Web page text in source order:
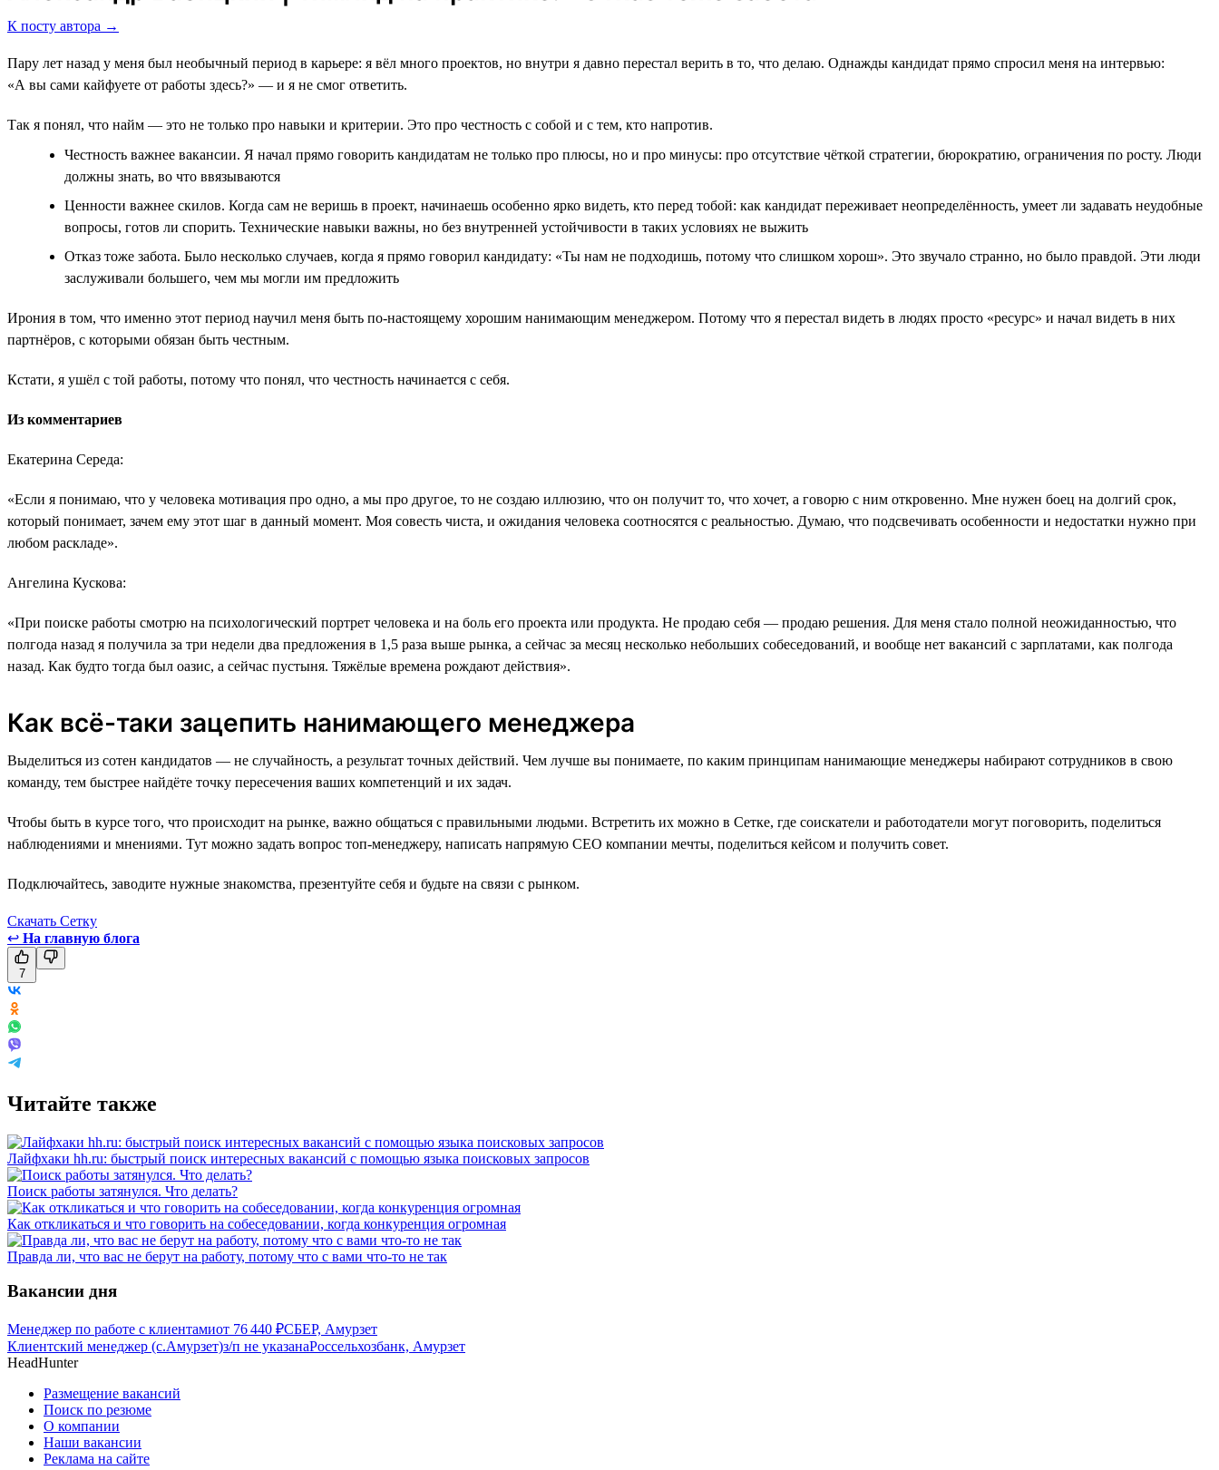
К посту автора →
Пару лет назад у меня был необычный период в карьере: я вёл много проектов, но внутри я давно перестал верить в то, что делаю. Однажды кандидат прямо спросил меня на интервью:
«А вы сами кайфуете от работы здесь?» — и я не смог ответить.
Так я понял, что найм — это не только про навыки и критерии. Это про честность с собой и с тем, кто напротив.
Честность важнее вакансии. Я начал прямо говорить кандидатам не только про плюсы, но и про минусы: про отсутствие чёткой стратегии, бюрократию, ограничения по росту. Люди
должны знать, во что ввязываются
Ценности важнее скилов. Когда сам не веришь в проект, начинаешь особенно ярко видеть, кто перед тобой: как кандидат переживает неопределённость, умеет ли задавать неудобные
вопросы, готов ли спорить. Технические навыки важны, но без внутренней устойчивости в таких условиях не выжить
Отказ тоже забота. Было несколько случаев, когда я прямо говорил кандидату: «Ты нам не подходишь, потому что слишком хорош». Это звучало странно, но было правдой. Эти люди
заслуживали большего, чем мы могли им предложить
Ирония в том, что именно этот период научил меня быть по-настоящему хорошим нанимающим менеджером. Потому что я перестал видеть в людях просто «ресурс» и начал видеть в них
партнёров, с которыми обязан быть честным.
Кстати, я ушёл с той работы, потому что понял, что честность начинается с себя.
Из комментариев
Екатерина Середа:
«Если я понимаю, что у человека мотивация про одно, а мы про другое, то не создаю иллюзию, что он получит то, что хочет, а говорю с ним откровенно. Мне нужен боец на долгий срок,
который понимает, зачем ему этот шаг в данный момент. Моя совесть чиста, и ожидания человека соотносятся с реальностью. Думаю, что подсвечивать особенности и недостатки нужно при
любом раскладе».
Ангелина Кускова:
«При поиске работы смотрю на психологический портрет человека и на боль его проекта или продукта. Не продаю себя ― продаю решения. Для меня стало полной неожиданностью, что
полгода назад я получила за три недели два предложения в 1,5 раза выше рынка, а сейчас за месяц несколько небольших собеседований, и вообще нет вакансий с зарплатами, как полгода
назад. Как будто тогда был оазис, а сейчас пустыня. Тяжёлые времена рождают действия».
Как всё-таки зацепить нанимающего менеджера
Выделиться из сотен кандидатов — не случайность, а результат точных действий. Чем лучше вы понимаете, по каким принципам нанимающие менеджеры набирают сотрудников в свою
команду, тем быстрее найдёте точку пересечения ваших компетенций и их задач.
Чтобы быть в курсе того, что происходит на рынке, важно общаться с правильными людьми. Встретить их можно в Сетке, где соискатели и работодатели могут поговорить, поделиться
наблюдениями и мнениями. Тут можно задать вопрос топ-менеджеру, написать напрямую СЕО компании мечты, поделиться кейсом и получить совет.
Подключайтесь, заводите нужные знакомства, презентуйте себя и будьте на связи с рынком.
Скачать Сетку
↩ На главную блога
7
Читайте также
Лайфхаки hh.ru: быстрый поиск интересных вакансий с помощью языка поисковых запросов
Поиск работы затянулся. Что делать?
Как откликаться и что говорить на собеседовании, когда конкуренция огромная
Правда ли, что вас не берут на работу, потому что с вами что-то не так
Вакансии дня
Менеджер по работе с клиентамиот 76 440 ₽СБЕР, Амурзет
Клиентский менеджер (с.Амурзет)з/п не указанаРоссельхозбанк, Амурзет
HeadHunter
Размещение вакансий
Поиск по резюме
О компании
Наши вакансии
Реклама на сайте